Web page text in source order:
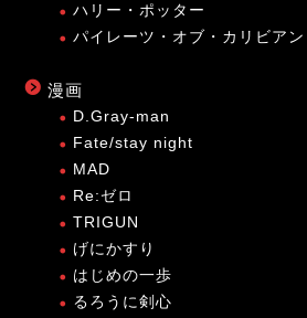
ハリー・ポッター
パイレーツ・オブ・カリビアン
漫画
D.Gray-man
Fate/stay night
MAD
Re:ゼロ
TRIGUN
げにかすり
はじめの一歩
るろうに剣心